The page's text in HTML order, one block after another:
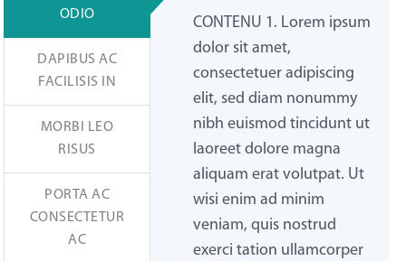
ODIO
DAPIBUS AC
FACILISIS IN
MORBI LEO
RISUS
PORTA AC
CONSECTETUR
AC
CONTENU 1. Lorem ipsum
dolor sit amet,
consectetuer adipiscing
elit, sed diam nonummy
nibh euismod tincidunt ut
laoreet dolore magna
aliquam erat volutpat. Ut
wisi enim ad minim
veniam, quis nostrud
exerci tation ullamcorper